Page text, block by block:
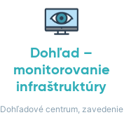
Dohľad –
monitorovanie
infraštruktúry
Dohľadové centrum, zavedenie